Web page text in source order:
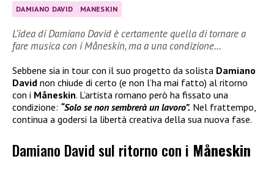
DAMIANO DAVID MANESKIN
L’idea di Damiano David è certamente quella di tornare a
fare musica con i Måneskin, ma a una condizione…
Sebbene sia in tour con il suo progetto da solista Damiano
David non chiude di certo (e non l’ha mai fatto) al ritorno
con i Måneskin. L’artista romano però ha fissato una
condizione: “Solo se non sembrerà un lavoro”. Nel frattempo,
continua a godersi la libertà creativa della sua nuova fase.
Damiano David sul ritorno con i Måneskin